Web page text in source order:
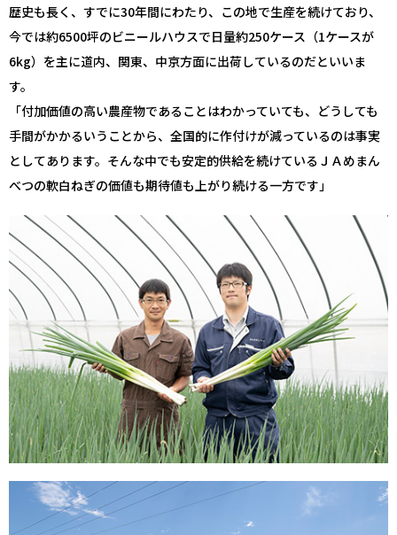
歴史も長く、すでに30年間にわたり、この地で生産を続けており、
今では約6500坪のビニールハウスで日量約250ケース（1ケースが
6kg）を主に道内、関東、中京方面に出荷しているのだといいま
す。
「付加価値の高い農産物であることはわかっていても、どうしても
手間がかかるいうことから、全国的に作付けが減っているのは事実
としてあります。そんな中でも安定的供給を続けているＪＡめまん
べつの軟白ねぎの価値も期待値も上がり続ける一方です」